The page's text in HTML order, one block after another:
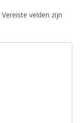
Vereiste velden zijn